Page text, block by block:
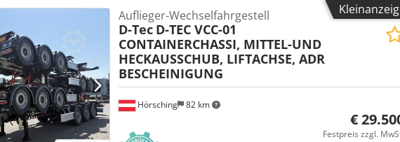
Hörsching 82 km
Auflieger-Wechselfahrgestell
D-Tec D-TEC VCC-01
CONTAINERCHASSI, MITTEL-UND
HECKAUSSCHUB, LIFTACHSE, ADR
BESCHEINIGUNG
€
Festpreis zzgl.